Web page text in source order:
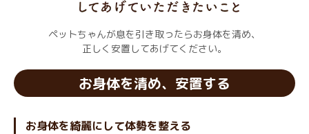
ペットちゃんが息を引き取ったらお身体を清め、
正しく安置してあげてください。
お身体を清め、安置する
お身体を綺麗にして体勢を整える